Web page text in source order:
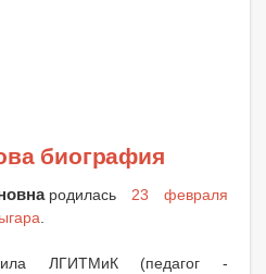
биография
родилась 23 февраля
ЛГИТМиК (педагог -